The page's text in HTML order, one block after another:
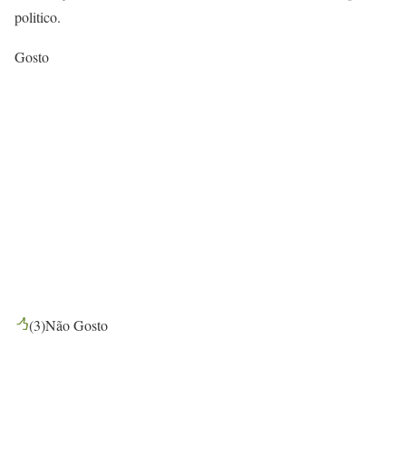
politico.
Gosto
(3)Não Gosto